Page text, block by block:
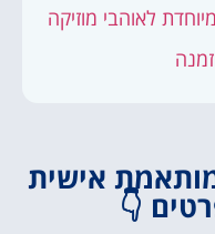
לאוהבי מוזיקה
אישית
👇